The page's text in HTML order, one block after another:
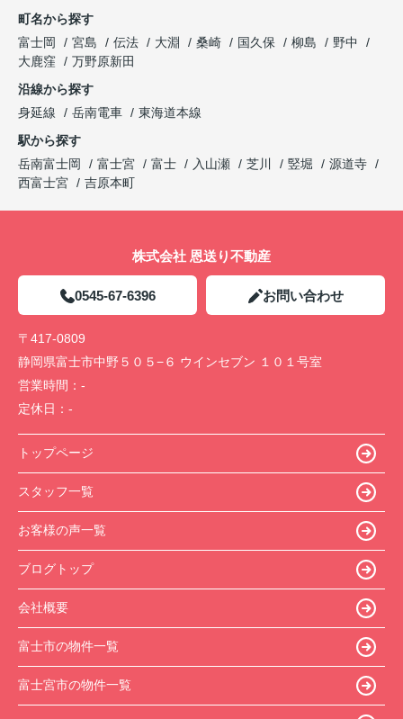
町名から探す
富士岡
宮島 伝法 大淵 桑崎 国久保 柳島
野中
大鹿窪
万野原新田
沿線から探す
身延線
岳南電車
東海道本線
駅から探す
岳南富士岡
富士宮 富士 入山瀬 芝川 竪堀
源道寺
西富士宮
吉原本町
株式会社 恩送り不動産
0545-67-6396 お問い合わせ
〒417-0809
静岡県富士市中野５０５−６ ウインセブン １０１号室
営業時間： -
定休日： -
トップページ
スタッフ一覧
お客様の声一覧
ブログトップ
会社概要
富士市の物件一覧
富士宮市の物件一覧